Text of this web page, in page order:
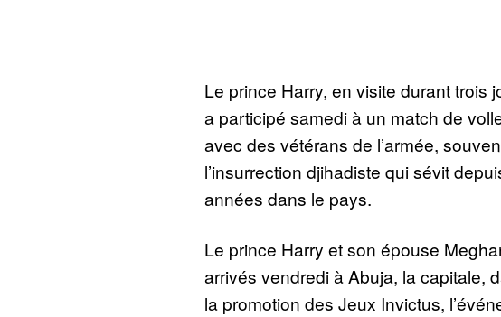
Le prince Harry, en visite durant trois
a participé samedi à un match de
avec des vétérans de l’armée,
l’insurrection djihadiste qui sévit
années dans le pays.
Le prince Harry et son épouse
arrivés vendredi à Abuja, la capitale,
la promotion des Jeux Invictus,